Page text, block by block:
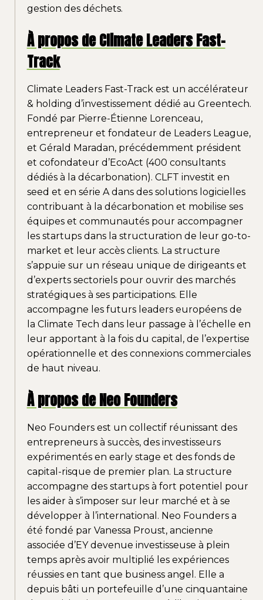
gestion des déchets.
À propos de Climate Leaders Fast-
Track
Climate Leaders Fast-Track est un accélérateur
& holding d’investissement dédié au Greentech.
Fondé par Pierre-Étienne Lorenceau,
entrepreneur et fondateur de Leaders League,
et Gérald Maradan, précédemment président
et cofondateur d’EcoAct (400 consultants
dédiés à la décarbonation). CLFT investit en
seed et en série A dans des solutions logicielles
contribuant à la décarbonation et mobilise ses
équipes et communautés pour accompagner
les startups dans la structuration de leur go-to-
market et leur accès clients. La structure
s’appuie sur un réseau unique de dirigeants et
d’experts sectoriels pour ouvrir des marchés
stratégiques à ses participations. Elle
accompagne les futurs leaders européens de
la Climate Tech dans leur passage à l’échelle en
leur apportant à la fois du capital, de l’expertise
opérationnelle et des connexions commerciales
de haut niveau.
À propos de Neo Founders
Neo Founders est un collectif réunissant des
entrepreneurs à succès, des investisseurs
expérimentés en early stage et des fonds de
capital-risque de premier plan. La structure
accompagne des startups à fort potentiel pour
les aider à s’imposer sur leur marché et à se
développer à l’international. Neo Founders a
été fondé par Vanessa Proust, ancienne
associée d’EY devenue investisseuse à plein
temps après avoir multiplié les expériences
réussies en tant que business angel. Elle a
depuis bâti un portefeuille d’une cinquantaine